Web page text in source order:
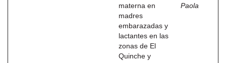
materna en
madres
embarazadas y
lactantes en las
zonas de El
Quinche y
Paola